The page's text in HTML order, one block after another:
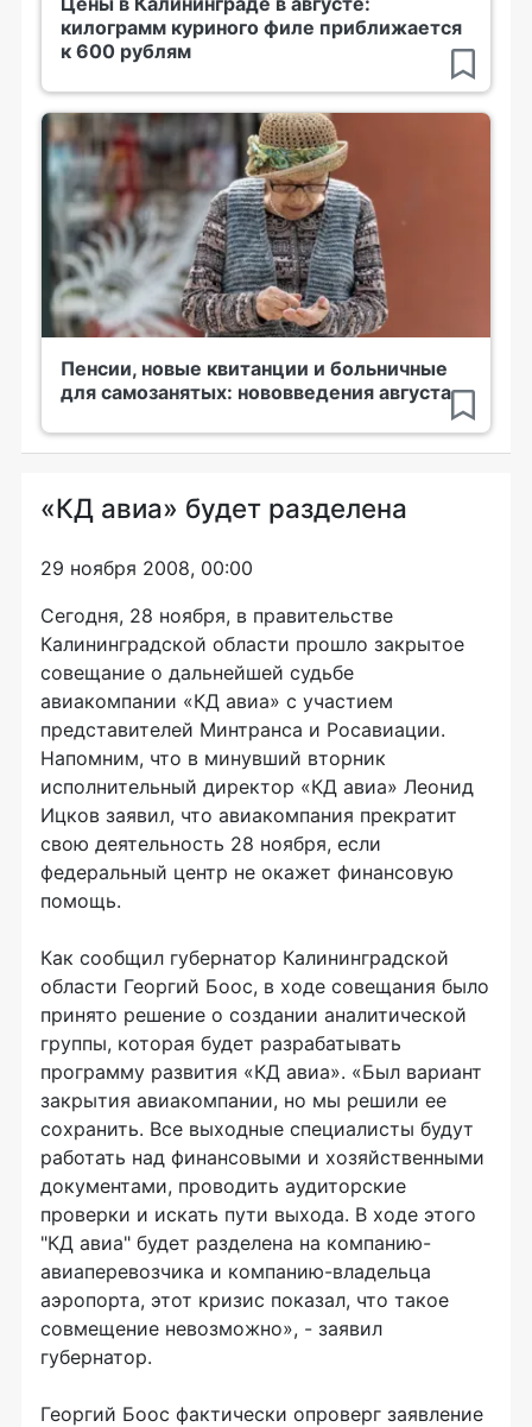
килограмм куриного филе приближается
к 600 рублям
Пенсии, новые квитанции и больничные
для самозанятых: нововведения августа
«КД авиа» будет разделена
29 ноября 2008, 00:00
Сегодня, 28 ноября, в правительстве
Калининградской области прошло закрытое
совещание о дальнейшей судьбе
авиакомпании «КД авиа» с участием
представителей Минтранса и Росавиации.
Напомним, что в минувший вторник
исполнительный директор «КД авиа» Леонид
Ицков заявил, что авиакомпания прекратит
свою деятельность 28 ноября, если
федеральный центр не окажет финансовую
помощь.
Как сообщил губернатор Калининградской
области Георгий Боос, в ходе совещания было
принято решение о создании аналитической
группы, которая будет разрабатывать
программу развития «КД авиа». «Был вариант
закрытия авиакомпании, но мы решили ее
сохранить. Все выходные специалисты будут
работать над финансовыми и хозяйственными
документами, проводить аудиторские
проверки и искать пути выхода. В ходе этого
"КД авиа" будет разделена на компанию-
авиаперевозчика и компанию-владельца
аэропорта, этот кризис показал, что такое
совмещение невозможно», - заявил
губернатор.
Георгий Боос фактически опроверг заявление